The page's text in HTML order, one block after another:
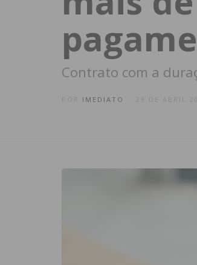
Contrato com a
IMEDIATO 29 DE ABRIL